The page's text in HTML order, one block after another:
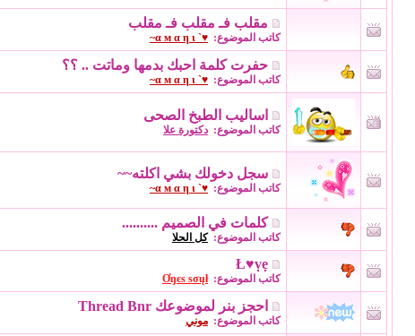
مقلب فـ مقلب فـ مقلب
كاتب الموضوع: ♥` α м α η ι~
حفرت كلمة احبك بدمها وماتت .. ؟؟
كاتب الموضوع: ♥` α м α η ι~
اساليب الطبخ الصحى
كاتب الموضوع:دكتورة علا
سجل دخولك بشي اكلته~~
كاتب الموضوع: ♥` α м α η ι~
كلمات في الصميم ..........
كاتب الموضوع:كل الحلا
Ł♥ṿẹ
كاتب الموضوع:Ơŋєѕ ѕσųł
احجز بنر لموضوعك Thread Bnr
كاتب الموضوع: موني